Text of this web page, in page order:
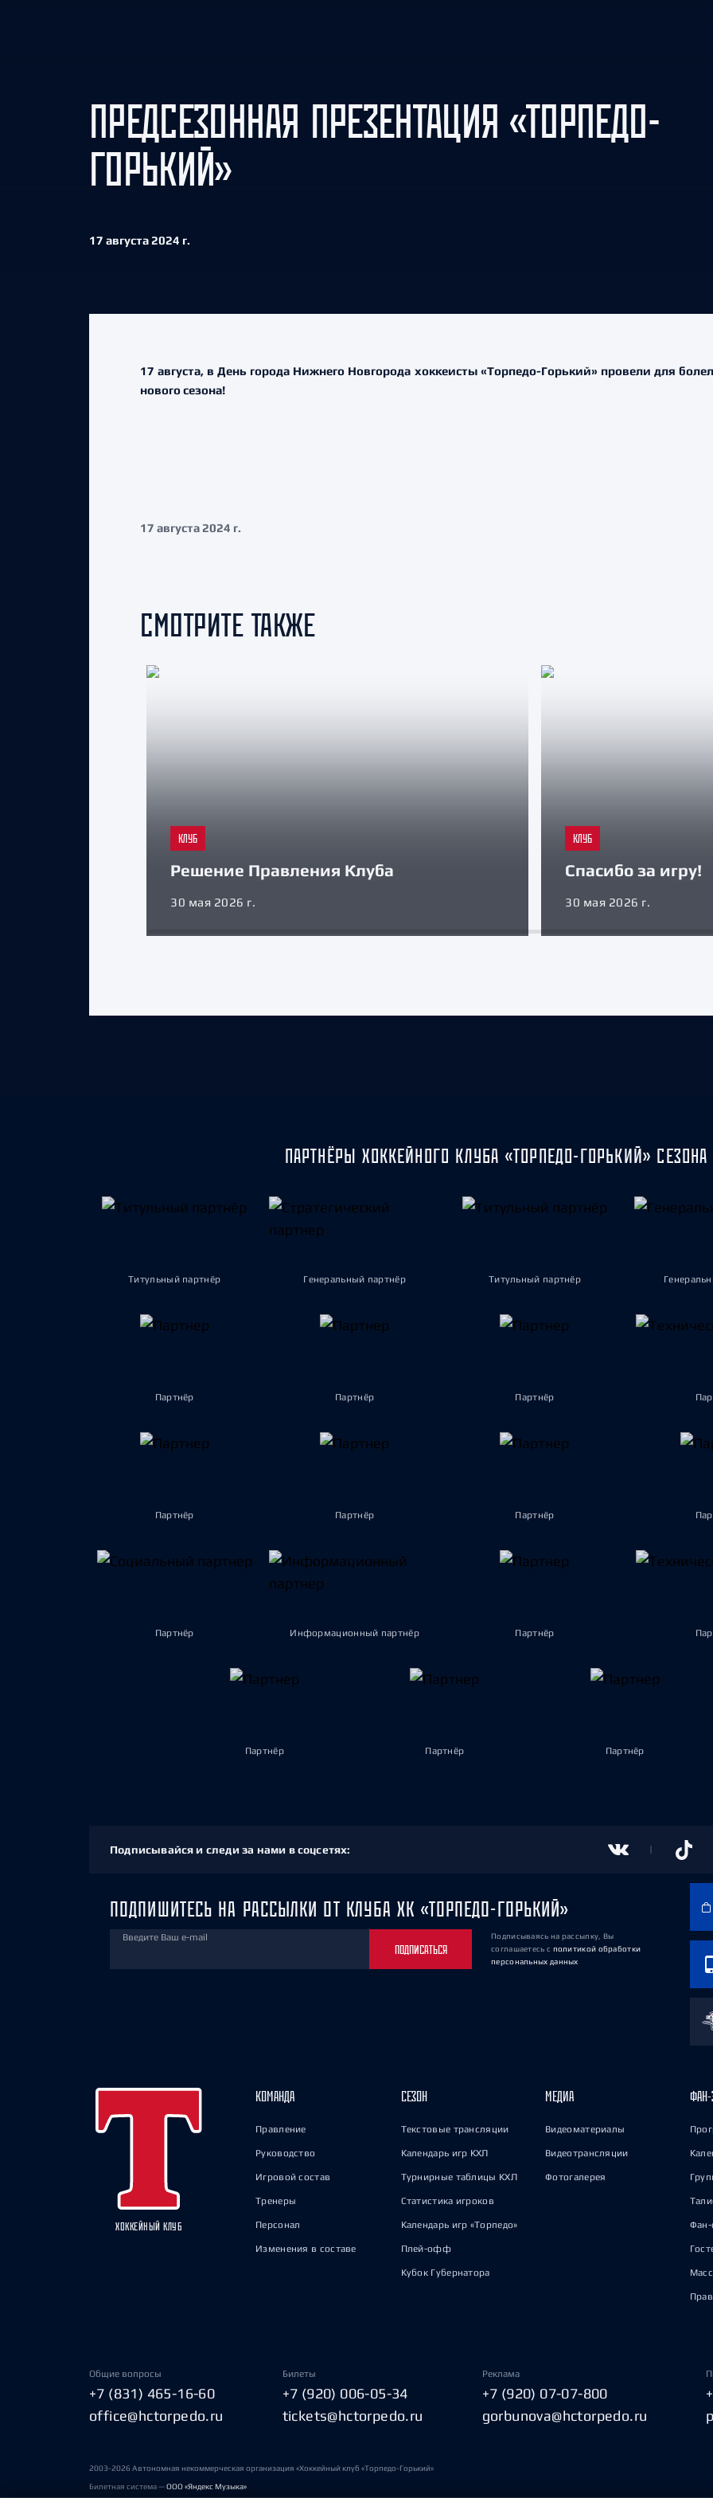
ПРЕДСЕЗОННАЯ ПРЕЗЕНТАЦИЯ «ТОРПЕДО-
ГОРЬКИЙ»
17 августа 2024 г.
17 августа, в День города Нижнего Новгорода хоккеисты «Торпедо-Горький» провели для
нового сезона!
17 августа 2024 г.
СМОТРИТЕ ТАКЖЕ
КЛУБ
Решение Правления Клуба
30 мая 2026 г.
КЛУБ
Спасибо за игру!
30 мая 2026 г.
ПАРТНЁРЫ ХОККЕЙНОГО КЛУБА «ТОРПЕДО-ГОРЬКИЙ» СЕЗОНА
Титульный партнёр Генеральный партнёр Титульный партнёр
Партнёр Партнёр Партнёр
Партнёр Партнёр Партнёр
Партнёр Информационный партнёр Партнёр
Партнёр Партнёр Партнёр
Подписывайся и следи за нами в соцсетях:
ПОДПИШИТЕСЬ НА РАССЫЛКИ ОТ КЛУБА ХК «ТОРПЕДО-ГОРЬКИЙ»
Введите Ваш e-mail
ПОДПИСАТЬСЯ
Подписываясь на рассылку, Вы
соглашаетесь с политикой обработки
персональных данных
ХОККЕЙНЫЙ КЛУБ
КОМАНДА
Правление
Руководство
Игровой состав
Тренеры
Персонал
Изменения в составе
СЕЗОН
Текстовые трансляции
Календарь игр КХЛ
Турнирные таблицы КХЛ
Статистика игроков
Календарь игр «Торпедо»
Плей-офф
Кубок Губернатора
МЕДИА
Видеоматериалы
Видеотрансляции
Фотогалерея
ФАН-
Фан-
Общие вопросы
+7 (831) 465-16-60
office@hctorpedo.ru
Билеты
+7 (920) 006-05-34
tickets@hctorpedo.ru
Реклама
+7 (920) 07-07-800
gorbunova@hctorpedo.ru
2003-2026 Автономная некоммерческая организация «Хоккейный клуб «Торпедо-Горький»
Билетная система —ООО «Яндекс Музыка»